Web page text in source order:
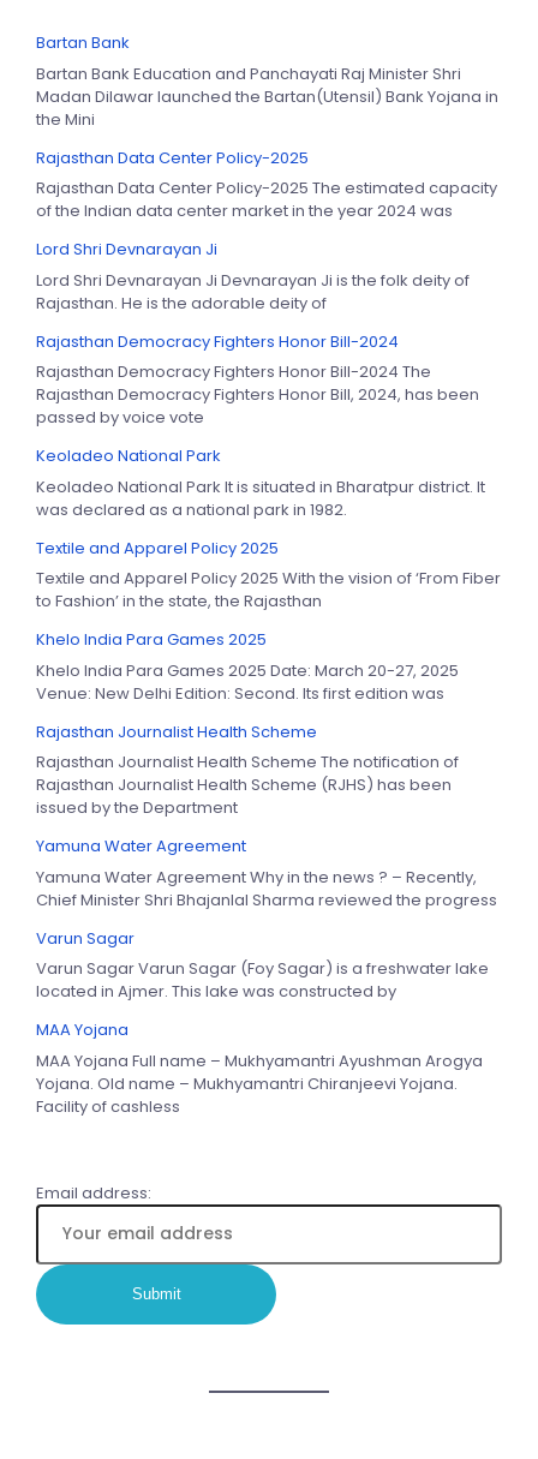
Bartan Bank
Bartan Bank Education and Panchayati Raj Minister Shri
Madan Dilawar launched the Bartan(Utensil) Bank Yojana in
the Mini
Rajasthan Data Center Policy-2025
Rajasthan Data Center Policy-2025 The estimated capacity
of the Indian data center market in the year 2024 was
Lord Shri Devnarayan Ji
Lord Shri Devnarayan Ji Devnarayan Ji is the folk deity of
Rajasthan. He is the adorable deity of
Rajasthan Democracy Fighters Honor Bill-2024
Rajasthan Democracy Fighters Honor Bill-2024 The
Rajasthan Democracy Fighters Honor Bill, 2024, has been
passed by voice vote
Keoladeo National Park
Keoladeo National Park It is situated in Bharatpur district. It
was declared as a national park in 1982.
Textile and Apparel Policy 2025
Textile and Apparel Policy 2025 With the vision of ‘From Fiber
to Fashion’ in the state, the Rajasthan
Khelo India Para Games 2025
Khelo India Para Games 2025 Date: March 20-27, 2025
Venue: New Delhi Edition: Second. Its first edition was
Rajasthan Journalist Health Scheme
Rajasthan Journalist Health Scheme The notification of
Rajasthan Journalist Health Scheme (RJHS) has been
issued by the Department
Yamuna Water Agreement
Yamuna Water Agreement Why in the news ? – Recently,
Chief Minister Shri Bhajanlal Sharma reviewed the progress
Varun Sagar
Varun Sagar Varun Sagar (Foy Sagar) is a freshwater lake
located in Ajmer. This lake was constructed by
MAA Yojana
MAA Yojana Full name – Mukhyamantri Ayushman Arogya
Yojana. Old name – Mukhyamantri Chiranjeevi Yojana.
Facility of cashless
Email address: